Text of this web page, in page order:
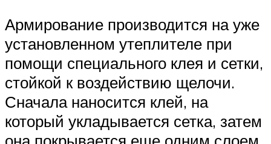
Армирование производится на уже
установленном утеплителе при
помощи специального клея и сетки,
стойкой к воздействию щелочи.
Сначала наносится клей, на
который укладывается сетка, затем